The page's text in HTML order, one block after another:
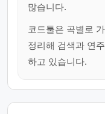
많습니다.
코드툴은 곡별로
정리해 검색과 연
하고 있습니다.